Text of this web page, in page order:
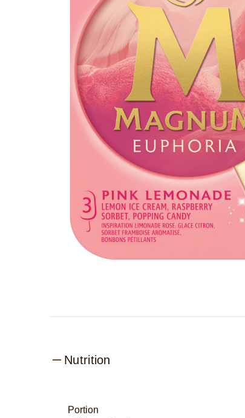
Nutrition
Portion